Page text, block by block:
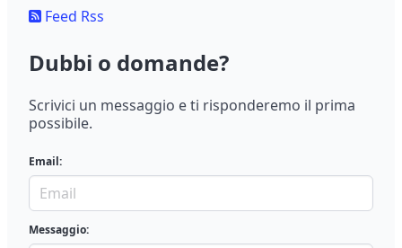
Feed Rss
Dubbi o domande?
Scrivici un messaggio e ti risponderemo il prima
possibile.
Email:
Messaggio: